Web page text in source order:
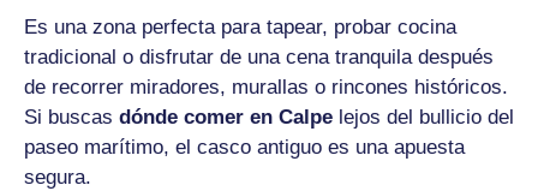
Es una zona perfecta para tapear, probar cocina
tradicional o disfrutar de una cena tranquila después
de recorrer miradores, murallas o rincones históricos.
Si buscas dónde comer en Calpe lejos del bullicio del
paseo marítimo, el casco antiguo es una apuesta
segura.